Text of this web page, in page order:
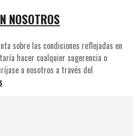
NOSOTROS
sobre las condiciones reflejadas en
hacer cualquier sugerencia o
a nosotros a través del